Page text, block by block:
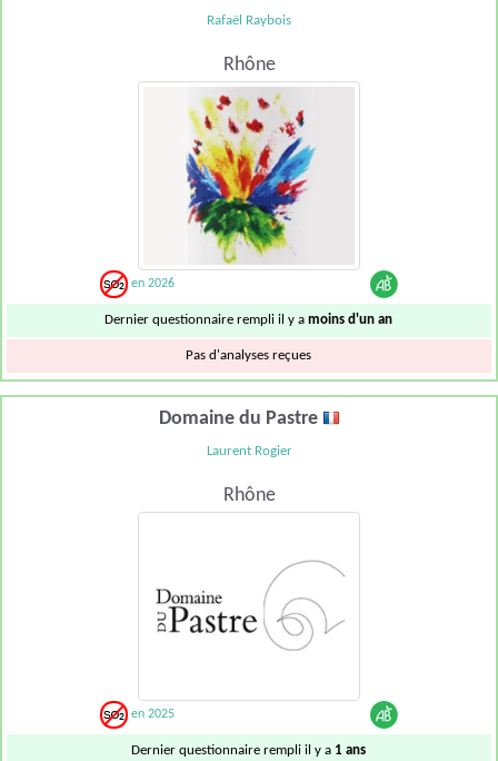
Rafaël Raybois
Rhône
en 2026
Dernier questionnaire rempli il y amoins d'un an
Pas d'analyses reçues
Domaine du Pastre
Laurent Rogier
Rhône
en 2025
Dernier questionnaire rempli il y a 1 ans